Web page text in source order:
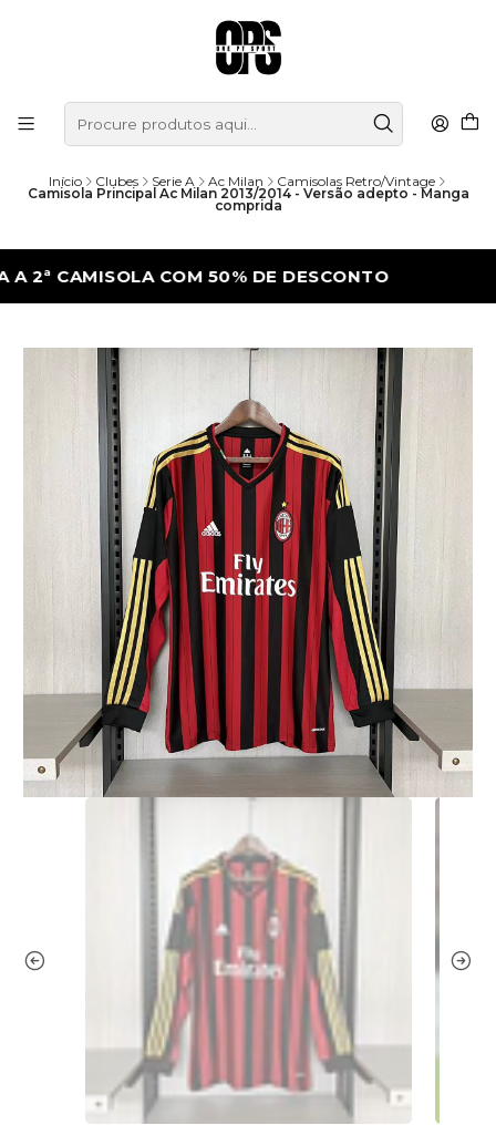
Início Clubes Serie A Ac Milan Camisolas Retro/Vintage
Camisola Principal Ac Milan 2013/2014 - Versão adepto - Manga
comprida
COM 50% DE DESCONTO